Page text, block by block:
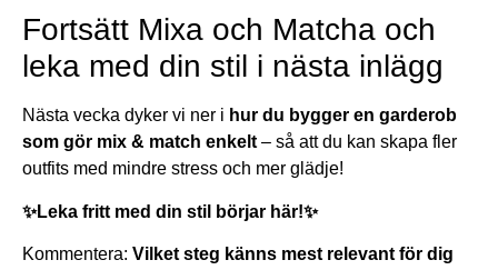
Fortsätt Mixa och Matcha och
leka med din stil i nästa inlägg
Nästa vecka dyker vi ner i hur du bygger en garderob
som gör mix & match enkelt– så att du kan skapa fler
outfits med mindre stress och mer glädje!
✨Leka fritt med din stil börjar här!✨
Kommentera: Vilket steg känns mest relevant för dig